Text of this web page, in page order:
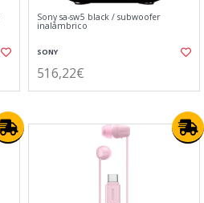
Sony sa-sw5 black / subwoofer
inalámbrico
SONY
516,22€